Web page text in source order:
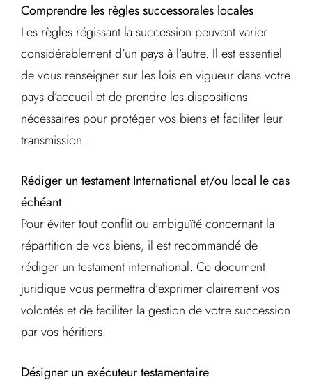
Comprendre les règles successorales locales
Les règles régissant la succession peuvent varier
considérablement d’un pays à l’autre. Il est essentiel
de vous renseigner sur les lois en vigueur dans votre
pays d’accueil et de prendre les dispositions
nécessaires pour protéger vos biens et faciliter leur
transmission.
Rédiger un testament International et/ou local le cas
échéant
Pour éviter tout conflit ou ambiguïté concernant la
répartition de vos biens, il est recommandé de
rédiger un testament international. Ce document
juridique vous permettra d’exprimer clairement vos
volontés et de faciliter la gestion de votre succession
par vos héritiers.
Désigner un exécuteur testamentaire